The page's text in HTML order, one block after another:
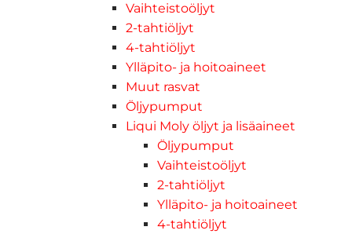
Vaihteistoöljyt
2-tahtiöljyt
4-tahtiöljyt
Ylläpito- ja hoitoaineet
Muut rasvat
Öljypumput
Liqui Moly öljyt ja lisäaineet
Öljypumput
Vaihteistoöljyt
2-tahtiöljyt
Ylläpito- ja hoitoaineet
4-tahtiöljyt